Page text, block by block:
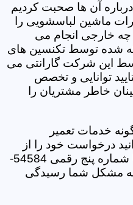
آن ها صحبت کردیم
ماشین لباسشویی را
چه خارجی انجام می
شده توسط تکنسین های
مدت 180 روز توسط این شرکت گارانتی می
توانایی و تخصص
خاطر مشتریان را
خدمات تعمیر
درخواست خود را از
طریق فرم آنلاین و یا تماس با شماره پنج رقمی 54584-
به مشکل شما رسیدگی